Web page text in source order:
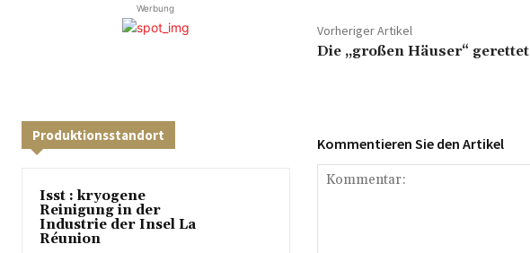
Werbung
Vorheriger Artikel
Die „großen Häuser“ gerettet
Produktionsstandort
Isst : kryogene
Reinigung in der
Industrie der Insel La
Réunion
Kommentieren Sie den Artikel